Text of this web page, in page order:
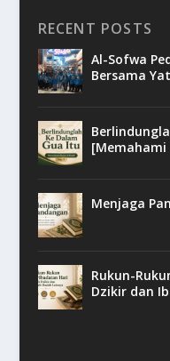
RECENT POSTS
Al-Sofwa
Bersama
[Memahami
Menjaga
Rukun-
Dzikir dan